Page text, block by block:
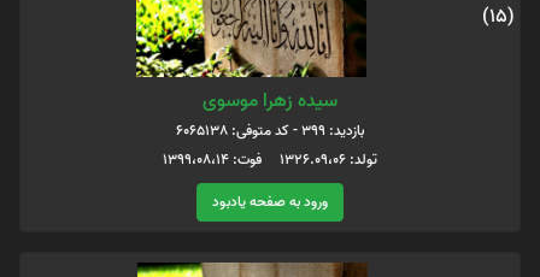
(15)
سیده زهرا موسوی
بازدید: 399 - کد متوفی: 6065138
تولد: ۱۳۲۶.۰۹،۰۶ فوت: ۱۳۹۹،۰۸،۱۴
ورود به صفحه یادبود